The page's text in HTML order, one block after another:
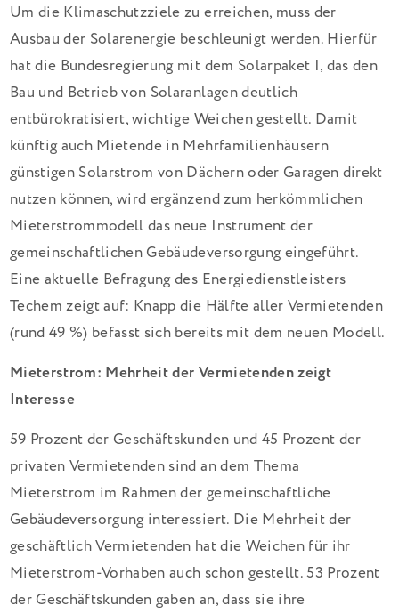
Um die Klimaschutzziele zu erreichen, muss der
Ausbau der Solarenergie beschleunigt werden. Hierfür
hat die Bundesregierung mit dem Solarpaket I, das den
Bau und Betrieb von Solaranlagen deutlich
entbürokratisiert, wichtige Weichen gestellt. Damit
künftig auch Mietende in Mehrfamilienhäusern
günstigen Solarstrom von Dächern oder Garagen direkt
nutzen können, wird ergänzend zum herkömmlichen
Mieterstrommodell das neue Instrument der
gemeinschaftlichen Gebäudeversorgung eingeführt.
Eine aktuelle Befragung des Energiedienstleisters
Techem zeigt auf: Knapp die Hälfte aller Vermietenden
(rund 49 %) befasst sich bereits mit dem neuen Modell.
Mieterstrom: Mehrheit der Vermietenden zeigt
Interesse
59 Prozent der Geschäftskunden und 45 Prozent der
privaten Vermietenden sind an dem Thema
Mieterstrom im Rahmen der gemeinschaftliche
Gebäudeversorgung interessiert. Die Mehrheit der
geschäftlich Vermietenden hat die Weichen für ihr
Mieterstrom-Vorhaben auch schon gestellt. 53 Prozent
der Geschäftskunden gaben an, dass sie ihre